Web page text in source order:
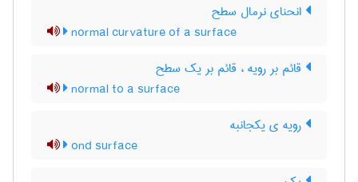
انحنای نرمال سطح
normal curvature of a surface
قائم بر رویه ، قائم بر یک سطح
normal to a surface
رویه ی یکجانبه
ond surface